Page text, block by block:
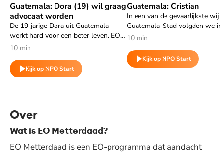
Guatemala: Dora (19) wil graag
advocaat worden
De 19-jarige Dora uit Guatemala
werkt hard voor een beter leven. EO
Metterdaad-partnerorganisatie Woord
kinderen en jongeren die eerder niet
(meer) naar school konden.
10 min
Kijk op NPO Start
Speel "Guatemala: Dora (19) wil graag advocaat worden" af
Guatemala: Cristian
In een van de gevaarlijkste
Guatemala-Stad volgden we
de achttienjarige Cristian.
10 min
Kijk op NPO Start
Speel "Guatemala:
Over
Wat is EO Metterdaad?
EO Metterdaad is een EO-programma dat aandacht